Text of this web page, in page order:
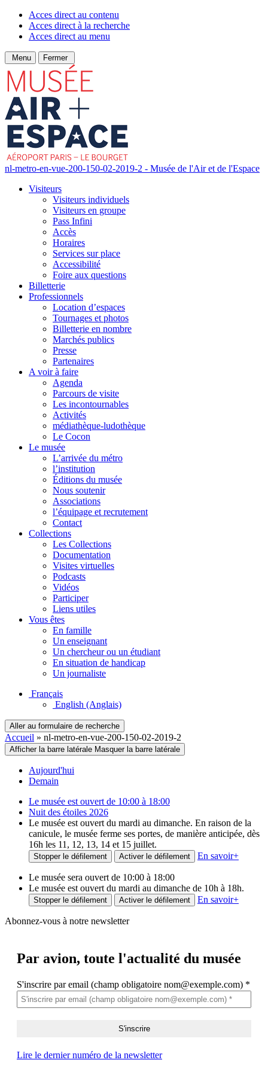
Acces direct au contenu
Acces direct à la recherche
Acces direct au menu
Menu Fermer
nl-metro-en-vue-200-150-02-2019-2 - Musée de l'Air et de l'Espace
Visiteurs
Visiteurs individuels
Visiteurs en groupe
Pass Infini
Accès
Horaires
Services sur place
Accessibilité
Foire aux questions
Billetterie
Professionnels
Location d’espaces
Tournages et photos
Billetterie en nombre
Marchés publics
Presse
Partenaires
A voir à faire
Agenda
Parcours de visite
Les incontournables
Activités
médiathèque-ludothèque
Le Cocon
Le musée
L’arrivée du métro
l’institution
Éditions du musée
Nous soutenir
Associations
l’équipage et recrutement
Contact
Collections
Les Collections
Documentation
Visites virtuelles
Podcasts
Vidéos
Participer
Liens utiles
Vous êtes
En famille
Un enseignant
Un chercheur ou un étudiant
En situation de handicap
Un journaliste
Français
English (Anglais)
Aller au formulaire de recherche
Accueil » nl-metro-en-vue-200-150-02-2019-2
Afficher la barre latérale Masquer la barre latérale
Aujourd'hui
Demain
Le musée est ouvert de 10:00 à 18:00
Nuit des étoiles 2026
Le musée est ouvert du mardi au dimanche. En raison de la
canicule, le musée ferme ses portes, de manière anticipée, dès
16h les 11, 12, 13, 14 et 15 juillet.
Stopper le défilement Activer le défilement En savoir+
Le musée sera ouvert de 10:00 à 18:00
Le musée est ouvert du mardi au dimanche de 10h à 18h.
Stopper le défilement Activer le défilement En savoir+
Abonnez-vous à notre newsletter
Par avion, toute l'actualité du musée
S'inscrire par email (champ obligatoire nom@exemple.com) *
Lire le dernier numéro de la newsletter